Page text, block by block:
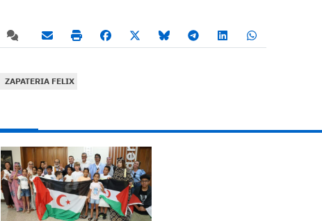
ZAPATERIA FELIX